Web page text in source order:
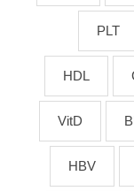
PLT
HDL
VitD
HBV